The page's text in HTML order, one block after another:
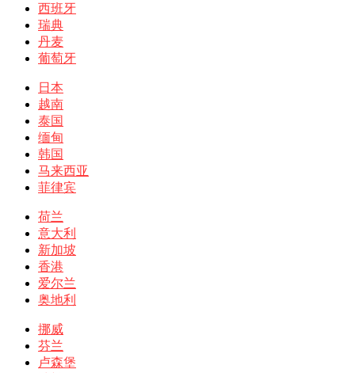
西班牙
瑞典
丹麦
葡萄牙
日本
越南
泰国
缅甸
韩国
马来西亚
菲律宾
荷兰
意大利
新加坡
香港
爱尔兰
奥地利
挪威
芬兰
卢森堡